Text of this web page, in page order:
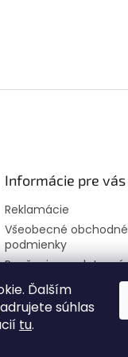
Ďalším
súhlas
tu.
Informácie pre vás
Reklamácie
Všeobecné obchodné
podmienky
Poučenie o uplatnení
práva spotrebiteľa
Moja objednávka